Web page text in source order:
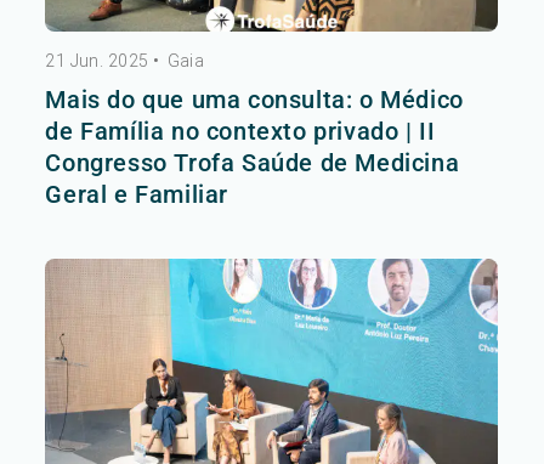
21 Jun. 2025 • Gaia
Mais do que uma consulta: o Médico
de Família no contexto privado | II
Congresso Trofa Saúde de Medicina
Geral e Familiar